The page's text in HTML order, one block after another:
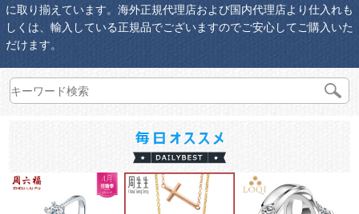
に取り揃えています。海外正規代理店および国内代理店より仕入れも
しくは、輸入している正規品でございますのでご安心してご購入いた
だけます。